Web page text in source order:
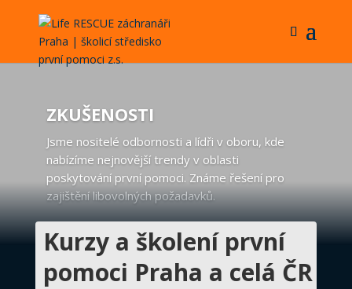
ZKUŠENOSTI
Jsme nositelé odbornosti a lídři v oboru, kde
nabízíme nejnovější trendy v oblasti
poskytování první pomoci. Známe řešení pro
zajištění libovolných požadavků.
Kurzy a školení první
pomoci Praha a celá ČR